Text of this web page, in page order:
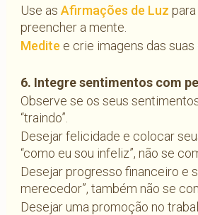
Use as Afirmações de Luz
preencher a mente.
Medite e crie imagens das suas
6. Integre sentimentos com
Observe se os seus
“traindo”.
Desejar felicidade e colocar
“como eu sou infeliz”, não se
Desejar progresso financeiro e
merecedor”, também não se
Desejar uma promoção no